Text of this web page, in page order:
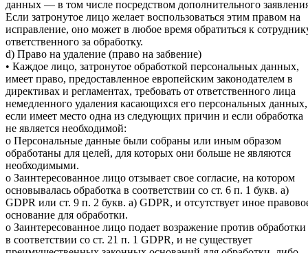
данных — в том числе посредством дополнительного
Если затронутое лицо желает воспользоваться этим правом на
исправление, оно может в любое время обратиться к
ответственного за обработку.
d) Право на удаление (право на забвение)
• Каждое лицо, затронутое обработкой персональных данных,
имеет право, предоставленное европейским законодателем в
директивах и регламентах, требовать от ответственного лица
немедленного удаления касающихся его персональных данных,
если имеет место одна из следующих причин и если обработка
не является необходимой:
o Персональные данные были собраны или иным образом
обработаны для целей, для которых они больше не являются
необходимыми.
o Заинтересованное лицо отзывает свое согласие, на котором
основывалась обработка в соответствии со ст. 6 п. 1 букв. а)
GDPR или ст. 9 п. 2 букв. а) GDPR, и отсутствует иное
основание для обработки.
o Заинтересованное лицо подает возражение против обработки
в соответствии со ст. 21 п. 1 GDPR, и не существует